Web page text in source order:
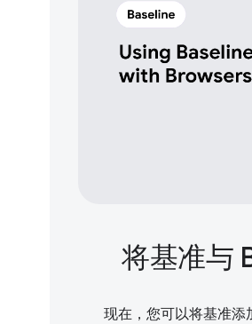
将基准与
现在，您可以将基准添